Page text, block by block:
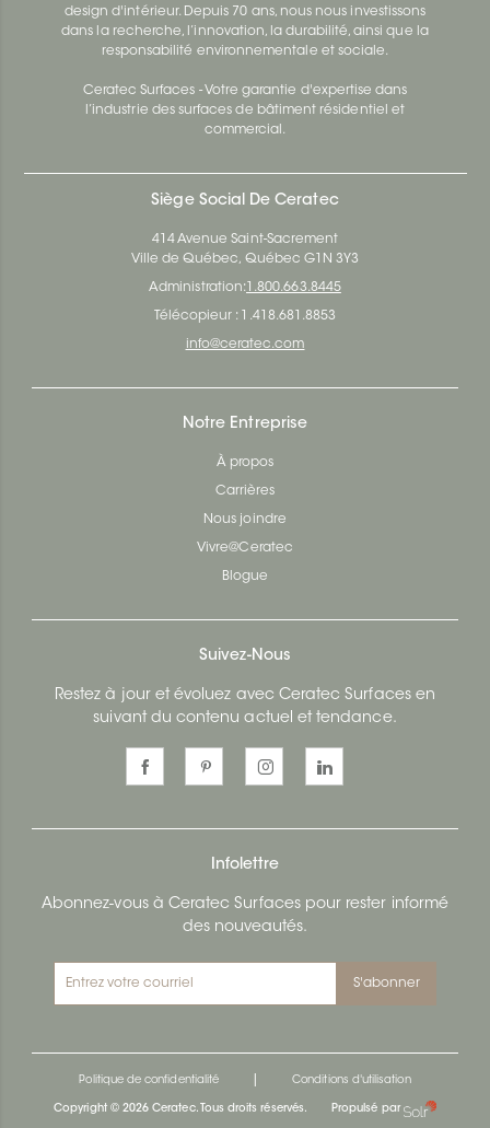
design d'intérieur. Depuis 70 ans, nous nous investissons
dans la recherche, l’innovation, la durabilité, ainsi que la
responsabilité environnementale et sociale.
Ceratec Surfaces - Votre garantie d'expertise dans
l’industrie des surfaces de bâtiment résidentiel et
commercial.
Siège Social De Ceratec
414 Avenue Saint-Sacrement
Ville de Québec, Québec G1N 3Y3
Administration: 1.800.663.8445
Télécopieur : 1.418.681.8853
info@ceratec.com
Notre Entreprise
À propos
Carrières
Nous joindre
Vivre@Ceratec
Blogue
Suivez-Nous
Restez à jour et évoluez avec Ceratec Surfaces en
suivant du contenu actuel et tendance.
Infolettre
Abonnez-vous à Ceratec Surfaces pour rester informé
des nouveautés.
S'abonner
Politique de confidentialité Conditions d'utilisation
Copyright © 2026 Ceratec. Tous droits réservés. Propulsé par